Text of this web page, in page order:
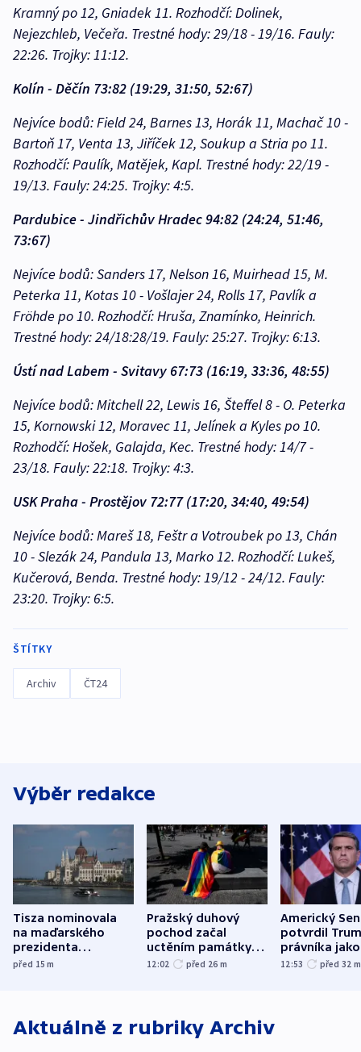
Kramný po 12, Gniadek 11. Rozhodčí: Dolinek,
Nejezchleb, Večeřa. Trestné hody: 29/18 - 19/16. Fauly:
22:26. Trojky: 11:12.
Kolín - Děčín 73:82 (19:29, 31:50, 52:67)
Nejvíce bodů: Field 24, Barnes 13, Horák 11, Machač 10 -
Bartoň 17, Venta 13, Jiříček 12, Soukup a Stria po 11.
Rozhodčí: Paulík, Matějek, Kapl. Trestné hody: 22/19 -
19/13. Fauly: 24:25. Trojky: 4:5.
Pardubice - Jindřichův Hradec 94:82 (24:24, 51:46,
73:67)
Nejvíce bodů: Sanders 17, Nelson 16, Muirhead 15, M.
Peterka 11, Kotas 10 - Vošlajer 24, Rolls 17, Pavlík a
Fröhde po 10. Rozhodčí: Hruša, Znamínko, Heinrich.
Trestné hody: 24/18:28/19. Fauly: 25:27. Trojky: 6:13.
Ústí nad Labem - Svitavy 67:73 (16:19, 33:36, 48:55)
Nejvíce bodů: Mitchell 22, Lewis 16, Šteffel 8 - O. Peterka
15, Kornowski 12, Moravec 11, Jelínek a Kyles po 10.
Rozhodčí: Hošek, Galajda, Kec. Trestné hody: 14/7 -
23/18. Fauly: 22:18. Trojky: 4:3.
USK Praha - Prostějov 72:77 (17:20, 34:40, 49:54)
Nejvíce bodů: Mareš 18, Feštr a Votroubek po 13, Chán
10 - Slezák 24, Pandula 13, Marko 12. Rozhodčí: Lukeš,
Kučerová, Benda. Trestné hody: 19/12 - 24/12. Fauly:
23:20. Trojky: 6:5.
ŠTÍTKY
Archiv ČT24
Výběr redakce
Tisza nominovala
na maďarského
prezidenta
bývalého šéfa
před 15m
Pražský duhový
pochod začal
uctěním památky
obětí berlínského
12:02 před 26 m
Americký
potvrdil
právníka jako
ministra
12:53 před 32 m
Aktuálně z rubriky Archiv